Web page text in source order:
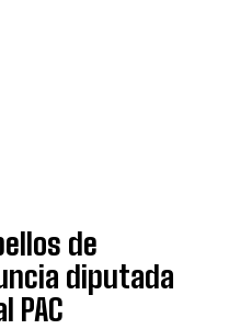
de
diputada
PAC